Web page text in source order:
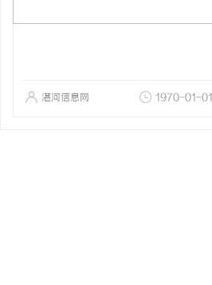
湛河信息网 1970-01-01